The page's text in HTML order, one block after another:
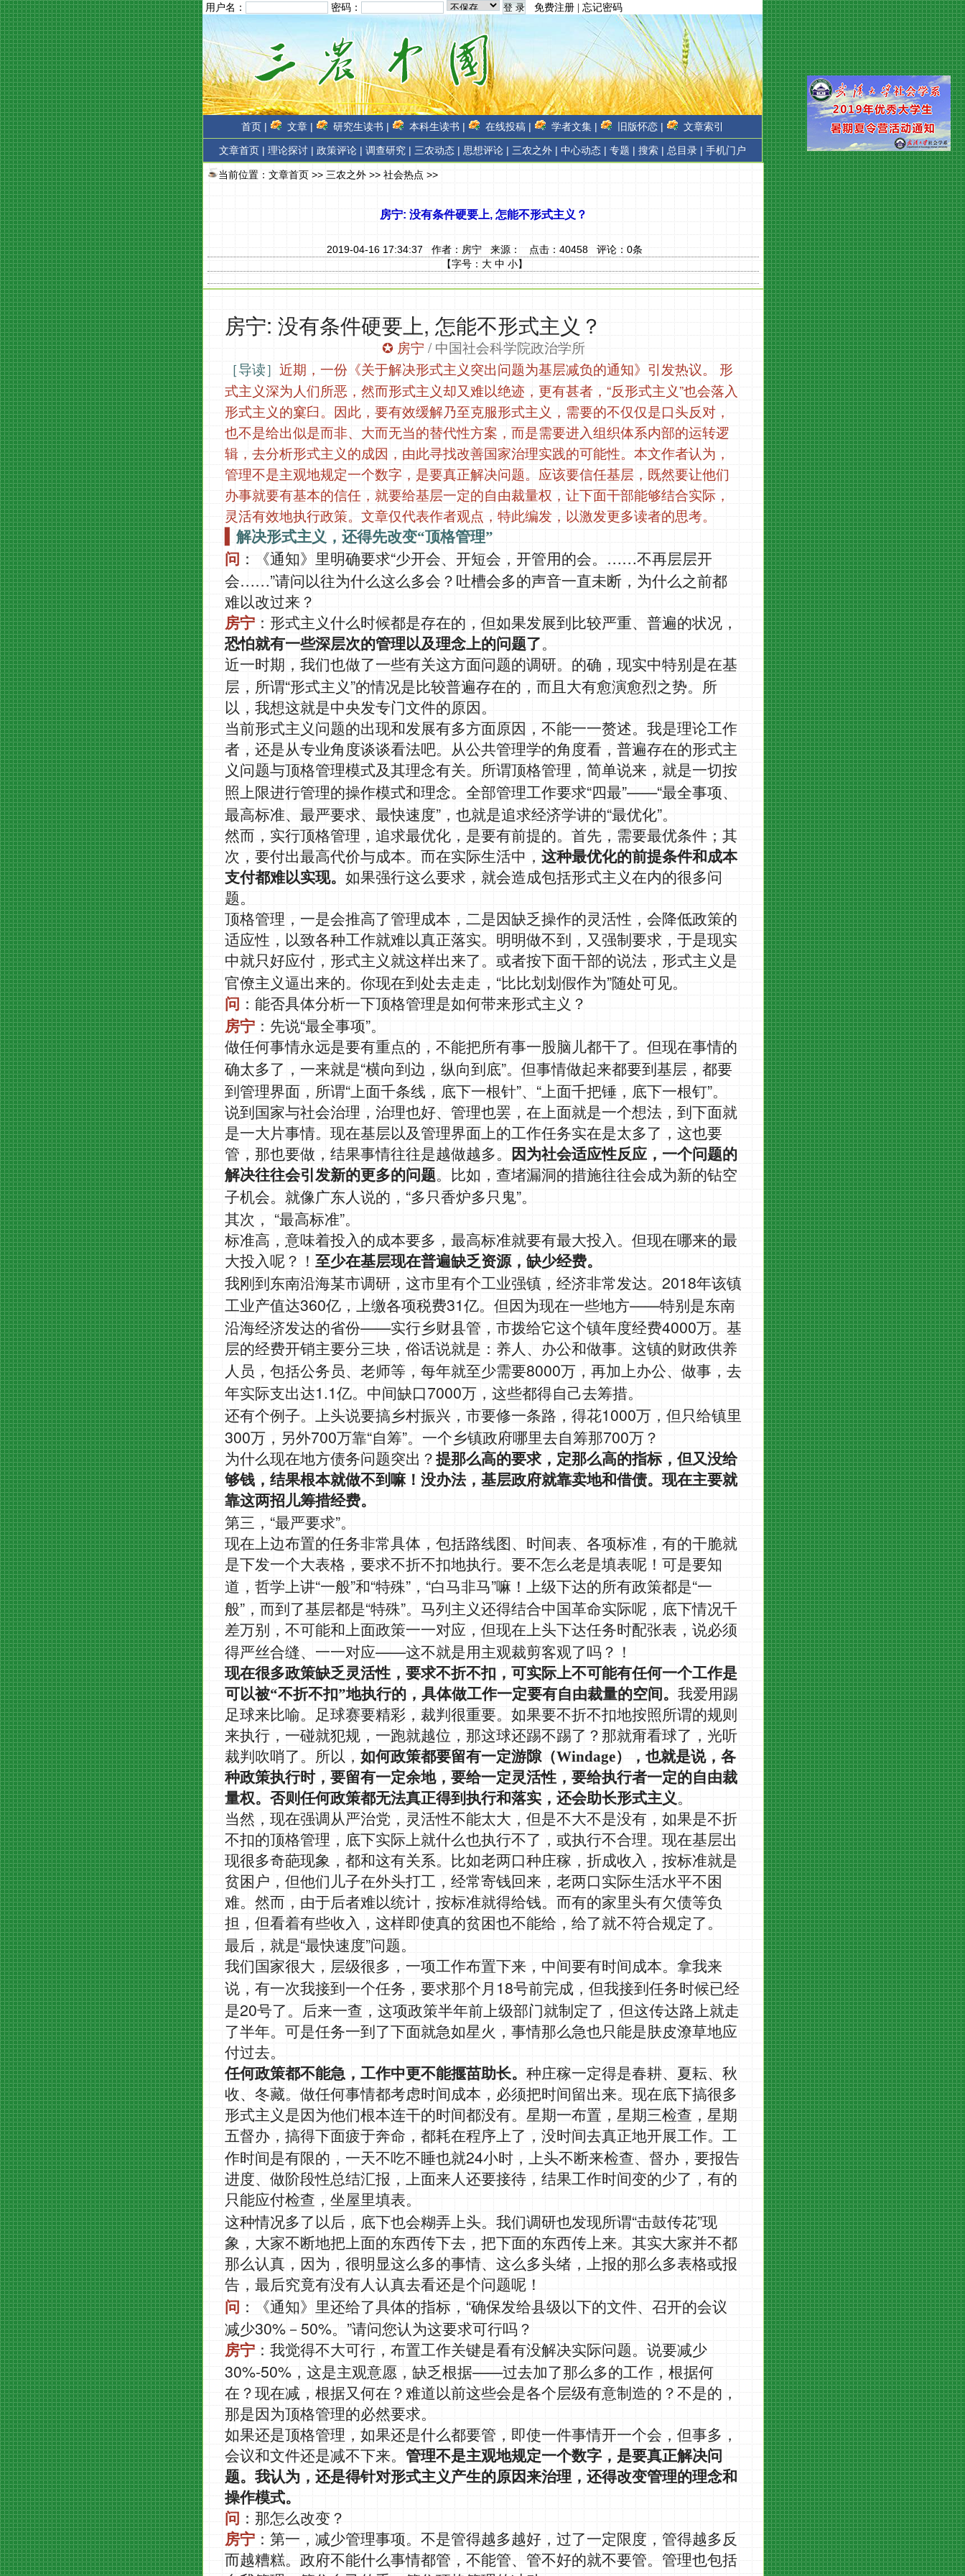
用户名： 密码： 免费注册 忘记密码
首页 | 文章 | 研究生读书 | 本科生读书 | 在线投稿 | 学者文集 | 旧版怀恋 | 文章索引
文章首页 | 理论探讨 | 政策评论 | 调查研究 | 三农动态 | 思想评论 | 三农之外 | 中心动态 | 专题 | 搜索 | 总目录 | 手机门户
当前位置： 文章首页 >>三农之外 >> 社会热点 >>
房宁: 没有条件硬要上, 怎能不形式主义？
2019-04-16 17:34:37 作者：房宁来源：点击：40458 评论：0条
【字号：大 中 小】
房宁:没有条件硬要上,怎能不形式主义？
✪ 房宁/中国社会科学院政治学所
［导读］ 近期，一份《关于解决形式主义突出问题为基层减负的通知》引发热议。 形
式主义深为人们所恶，然而形式主义却又难以绝迹，更有甚者，“反形式主义”也会落入
形式主义的窠臼。因此，要有效缓解乃至克服形式主义，需要的不仅仅是口头反对，
也不是给出似是而非、大而无当的替代性方案，而是需要进入组织体系内部的运转逻
辑，去分析形式主义的成因，由此寻找改善国家治理实践的可能性。本文作者认为，
管理不是主观地规定一个数字，是要真正解决问题。应该要信任基层，既然要让他们
办事就要有基本的信任，就要给基层一定的自由裁量权，让下面干部能够结合实际，
灵活有效地执行政策。文章仅代表作者观点，特此编发，以激发更多读者的思考。
▍解决形式主义，还得先改变“顶格管理”
问：《通知》里明确要求“少开会、开短会，开管用的会。……不再层层开
会……”请问以往为什么这么多会？吐槽会多的声音一直未断，为什么之前都
难以改过来？
房宁：形式主义什么时候都是存在的，但如果发展到比较严重、普遍的状况，
恐怕就有一些深层次的管理以及理念上的问题了。
近一时期，我们也做了一些有关这方面问题的调研。的确，现实中特别是在基
层，所谓“形式主义”的情况是比较普遍存在的，而且大有愈演愈烈之势。所
以，我想这就是中央发专门文件的原因。
当前形式主义问题的出现和发展有多方面原因，不能一一赘述。我是理论工作
者，还是从专业角度谈谈看法吧。从公共管理学的角度看，普遍存在的形式主
义问题与顶格管理模式及其理念有关。所谓顶格管理，简单说来，就是一切按
照上限进行管理的操作模式和理念。全部管理工作要求“四最”——“最全事项、
最高标准、最严要求、最快速度”，也就是追求经济学讲的“最优化”。
然而，实行顶格管理，追求最优化，是要有前提的。首先，需要最优条件；其
次，要付出最高代价与成本。而在实际生活中，这种最优化的前提条件和成本
支付都难以实现。如果强行这么要求，就会造成包括形式主义在内的很多问
题。
顶格管理，一是会推高了管理成本，二是因缺乏操作的灵活性，会降低政策的
适应性，以致各种工作就难以真正落实。明明做不到，又强制要求，于是现实
中就只好应付，形式主义就这样出来了。或者按下面干部的说法，形式主义是
官僚主义逼出来的。你现在到处去走走，“比比划划假作为”随处可见。
问：能否具体分析一下顶格管理是如何带来形式主义？
房宁：先说“最全事项”。
做任何事情永远是要有重点的，不能把所有事一股脑儿都干了。但现在事情的
确太多了，一来就是“横向到边，纵向到底”。但事情做起来都要到基层，都要
到管理界面，所谓“上面千条线，底下一根针”、“上面千把锤，底下一根钉”。
说到国家与社会治理，治理也好、管理也罢，在上面就是一个想法，到下面就
是一大片事情。现在基层以及管理界面上的工作任务实在是太多了，这也要
管，那也要做，结果事情往往是越做越多。因为社会适应性反应，一个问题的
解决往往会引发新的更多的问题。比如，查堵漏洞的措施往往会成为新的钻空
子机会。就像广东人说的，“多只香炉多只鬼”。
其次，“最高标准”。
标准高，意味着投入的成本要多，最高标准就要有最大投入。但现在哪来的最
大投入呢？！至少在基层现在普遍缺乏资源，缺少经费。
我刚到东南沿海某市调研，这市里有个工业强镇，经济非常发达。2018年该镇
工业产值达360亿，上缴各项税费31亿。但因为现在一些地方——特别是东南
沿海经济发达的省份——实行乡财县管，市拨给它这个镇年度经费4000万。基
层的经费开销主要分三块，俗话说就是：养人、办公和做事。这镇的财政供养
人员，包括公务员、老师等，每年就至少需要8000万，再加上办公、做事，去
年实际支出达1.1亿。中间缺口7000万，这些都得自己去筹措。
还有个例子。上头说要搞乡村振兴，市要修一条路，得花1000万，但只给镇里
300万，另外700万靠“自筹”。一个乡镇政府哪里去自筹那700万？
为什么现在地方债务问题突出？提那么高的要求，定那么高的指标，但又没给
够钱，结果根本就做不到嘛！没办法，基层政府就靠卖地和借债。现在主要就
靠这两招儿筹措经费。
第三，“最严要求”。
现在上边布置的任务非常具体，包括路线图、时间表、各项标准，有的干脆就
是下发一个大表格，要求不折不扣地执行。要不怎么老是填表呢！可是要知
道，哲学上讲“一般”和“特殊”，“白马非马”嘛！上级下达的所有政策都是“一
般”，而到了基层都是“特殊”。马列主义还得结合中国革命实际呢，底下情况千
差万别，不可能和上面政策一一对应，但现在上头下达任务时配张表，说必须
得严丝合缝、一一对应——这不就是用主观裁剪客观了吗？！
现在很多政策缺乏灵活性，要求不折不扣，可实际上不可能有任何一个工作是
可以被“不折不扣”地执行的，具体做工作一定要有自由裁量的空间。我爱用踢
足球来比喻。足球赛要精彩，裁判很重要。如果要不折不扣地按照所谓的规则
来执行，一碰就犯规，一跑就越位，那这球还踢不踢了？那就甭看球了，光听
裁判吹哨了。所以，如何政策都要留有一定游隙（Windage），也就是说，各
种政策执行时，要留有一定余地，要给一定灵活性，要给执行者一定的自由裁
量权。否则任何政策都无法真正得到执行和落实，还会助长形式主义。
当然，现在强调从严治党，灵活性不能太大，但是不大不是没有，如果是不折
不扣的顶格管理，底下实际上就什么也执行不了，或执行不合理。现在基层出
现很多奇葩现象，都和这有关系。比如老两口种庄稼，折成收入，按标准就是
贫困户，但他们儿子在外头打工，经常寄钱回来，老两口实际生活水平不困
难。然而，由于后者难以统计，按标准就得给钱。而有的家里头有欠债等负
担，但看着有些收入，这样即使真的贫困也不能给，给了就不符合规定了。
最后，就是“最快速度”问题。
我们国家很大，层级很多，一项工作布置下来，中间要有时间成本。拿我来
说，有一次我接到一个任务，要求那个月18号前完成，但我接到任务时候已经
是20号了。后来一查，这项政策半年前上级部门就制定了，但这传达路上就走
了半年。可是任务一到了下面就急如星火，事情那么急也只能是肤皮潦草地应
付过去。
任何政策都不能急，工作中更不能揠苗助长。种庄稼一定得是春耕、夏耘、秋
收、冬藏。做任何事情都考虑时间成本，必须把时间留出来。现在底下搞很多
形式主义是因为他们根本连干的时间都没有。星期一布置，星期三检查，星期
五督办，搞得下面疲于奔命，都耗在程序上了，没时间去真正地开展工作。工
作时间是有限的，一天不吃不睡也就24小时，上头不断来检查、督办，要报告
进度、做阶段性总结汇报，上面来人还要接待，结果工作时间变的少了，有的
只能应付检查，坐屋里填表。
这种情况多了以后，底下也会糊弄上头。我们调研也发现所谓“击鼓传花”现
象，大家不断地把上面的东西传下去，把下面的东西传上来。其实大家并不都
那么认真，因为，很明显这么多的事情、这么多头绪，上报的那么多表格或报
告，最后究竟有没有人认真去看还是个问题呢！
问：《通知》里还给了具体的指标，“确保发给县级以下的文件、召开的会议
减少30%－50%。”请问您认为这要求可行吗？
房宁：我觉得不大可行，布置工作关键是看有没解决实际问题。说要减少
30%-50%，这是主观意愿，缺乏根据——过去加了那么多的工作，根据何
在？现在减，根据又何在？难道以前这些会是各个层级有意制造的？不是的，
那是因为顶格管理的必然要求。
如果还是顶格管理，如果还是什么都要管，即使一件事情开一个会，但事多，
会议和文件还是减不下来。管理不是主观地规定一个数字，是要真正解决问
题。我认为，还是得针对形式主义产生的原因来治理，还得改变管理的理念和
操作模式。
问：那怎么改变？
房宁：第一，减少管理事项。不是管得越多越好，过了一定限度，管得越多反
而越糟糕。政府不能什么事情都管，不能管、管不好的就不要管。管理也包括